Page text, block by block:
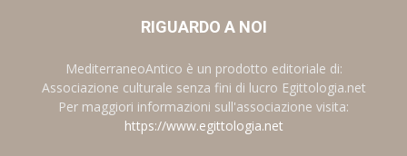
RIGUARDO A NOI
MediterraneoAntico è un prodotto editoriale di:
Associazione culturale senza fini di lucro Egittologia.net
Per maggiori informazioni sull'associazione visita:
https://www.egittologia.net